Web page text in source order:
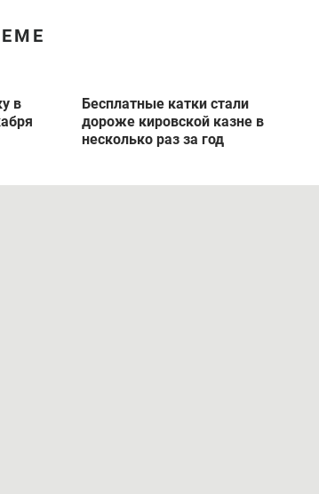
в
Бесплатные катки стали
дороже кировской казне в
несколько раз за год